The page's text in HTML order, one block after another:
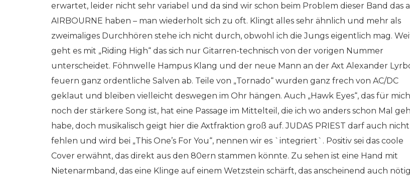
erwartet, leider nicht sehr variabel und da sind wir schon beim Problem dieser Band das
AIRBOURNE haben – man wiederholt sich zu oft. Klingt alles sehr ähnlich und mehr als
zweimaliges Durchhören stehe ich nicht durch, obwohl ich die Jungs eigentlich mag.
geht es mit „Riding High“ das sich nur Gitarren-technisch von der vorigen Nummer
unterscheidet. Föhnwelle Hampus Klang und der neue Mann an der Axt Alexander
feuern ganz ordentliche Salven ab. Teile von „Tornado“ wurden ganz frech von AC/DC
geklaut und bleiben vielleicht deswegen im Ohr hängen. Auch „Hawk Eyes“, das für mich
noch der stärkere Song ist, hat eine Passage im Mittelteil, die ich wo anders schon Mal
habe, doch musikalisch geigt hier die Axtfraktion groß auf. JUDAS PRIEST darf auch nicht
fehlen und wird bei „This One’s For You“, nennen wir es `integriert`. Positiv sei das coole
Cover erwähnt, das direkt aus den 80ern stammen könnte. Zu sehen ist eine Hand mit
Nietenarmband, das eine Klinge auf einem Wetzstein schärft, das anscheinend auch